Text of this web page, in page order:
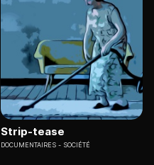
Strip-tease
DOCUMENTAIRES SOCIÉTÉ